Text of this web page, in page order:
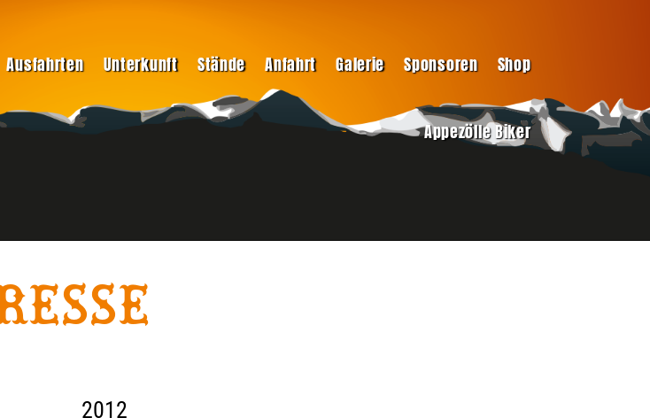
Ausfahrten Unterkunft Stände Anfahrt Galerie Sponsoren Shop
Appezölle Biker
2012